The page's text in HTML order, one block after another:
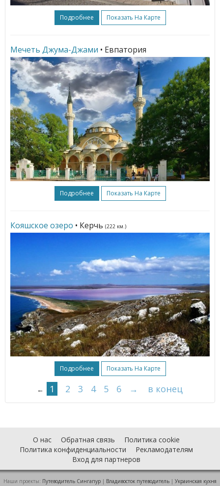
Подробнее Показать На Карте
Мечеть Джума-Джами • Евпатория
Подробнее Показать На Карте
Кояшское озеро • Керчь (222 км.)
Подробнее Показать На Карте
← 1 2 3 4 5 6 → в конец
О нас Обратная связь
Политика cookie
Политика конфиденциальности
Рекламодателям
Вход для партнеров
Наши проекты: Путеводитель Сингапур | Владивосток путеводитель | Украинская кухня